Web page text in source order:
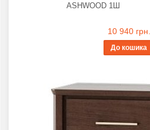
ASHWOOD 1Ш
10 940 грн.
До кошика